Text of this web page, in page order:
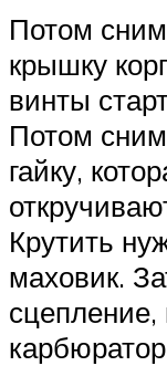
Потом
крышку
винты
Потом
гайку,
Крутить
маховик.